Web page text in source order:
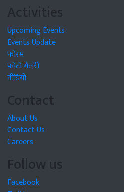
Activities
Upcoming Events
Events Update
फोरम
फोटो गैलरी
वीडियो
Contact
About Us
Contact Us
Careers
Follow us
Facebook